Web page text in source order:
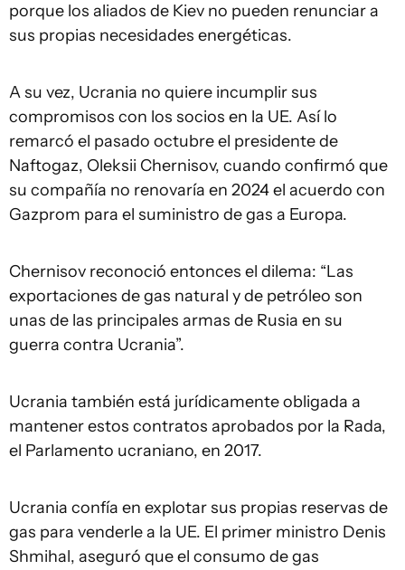
porque los aliados de Kiev no pueden renunciar a
sus propias necesidades energéticas.
A su vez, Ucrania no quiere incumplir sus
compromisos con los socios en la UE. Así lo
remarcó el pasado octubre el presidente de
Naftogaz, Oleksii Chernisov, cuando confirmó que
su compañía no renovaría en 2024 el acuerdo con
Gazprom para el suministro de gas a Europa.
Chernisov reconoció entonces el dilema: “Las
exportaciones de gas natural y de petróleo son
unas de las principales armas de Rusia en su
guerra contra Ucrania”.
Ucrania también está jurídicamente obligada a
mantener estos contratos aprobados por la Rada,
el Parlamento ucraniano, en 2017.
Ucrania confía en explotar sus propias reservas de
gas para venderle a la UE. El primer ministro Denis
Shmihal, aseguró que el consumo de gas